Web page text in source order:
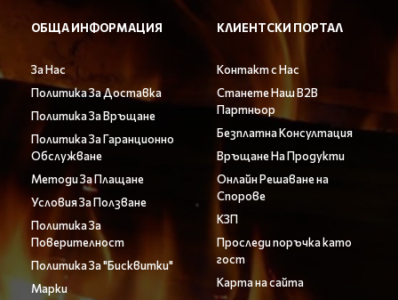
ОБЩА ИНФОРМАЦИЯ
За Нас
Политика За Доставка
Политика За Връщане
Политика За Гаранционно
Обслужване
Методи За Плащане
Условия За Ползване
Политика За
Поверителност
Политика За "Бисквитки"
Марки
КЛИЕНТСКИ ПОРТАЛ
Контакт с Нас
Станете Наш B2B
Партньор
Безплатна Консултация
Връщане На Продукти
Онлайн Решаване на
Спорове
КЗП
Проследи поръчка като
гост
Карта на сайта